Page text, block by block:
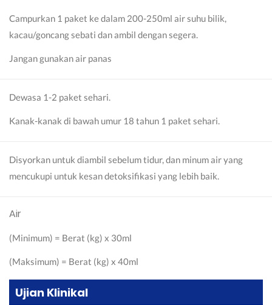
Campurkan 1 paket ke dalam 200-250ml air suhu bilik,
kacau/goncang sebati dan ambil dengan segera.
Jangan gunakan air panas
Dewasa 1-2 paket sehari.
Kanak-kanak di bawah umur 18 tahun 1 paket sehari.
Disyorkan untuk diambil sebelum tidur, dan minum air yang
mencukupi untuk kesan detoksifikasi yang lebih baik.
Air
(Minimum) = Berat (kg) x 30ml
(Maksimum) = Berat (kg) x 40ml
Ujian Klinikal